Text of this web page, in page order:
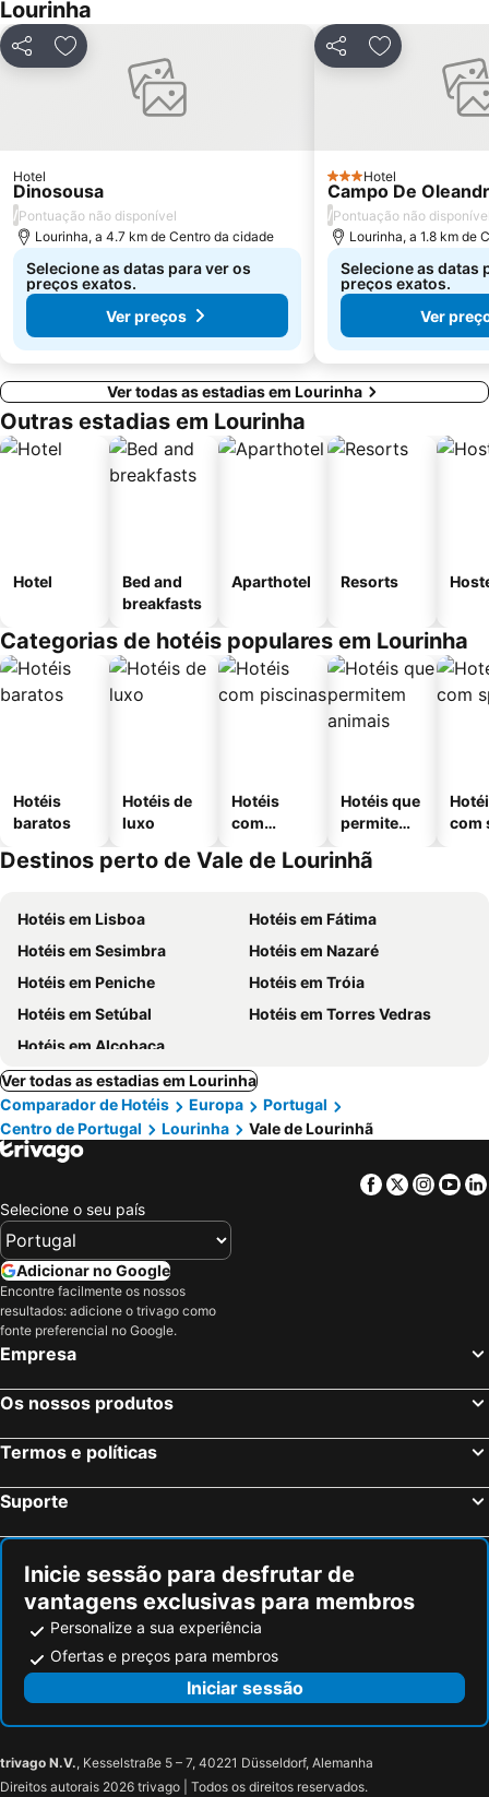
de Porto Dinheiro
Ecoparque de São João da Talha
Porto das Barcas
Foz do Lizandro Beach
Touril de Atouguia da Baleia
Praia do Sul-Praia da Baleia
Pelourinho de Alfeizerão
Palácio e Quinta da Regaleira
Olhos d'Água de Olho Marinho
Pelos Caminhos da Batalha do Vimeiro
Parque da Cidade de Loures
Paisagem Protegida da Serra de Montejunto
Lourinha
PartilharAdicionar aos favoritos
Hotel
Dinosousa
/Pontuação não disponível
Lourinha, a 4.7 km de Centro da cidade
Selecione as datas para ver os
preços exatos.
Ver preços
PartilharAdicionar
3 Estrelas
Hotel
Campo De
/Pontuação não
Lourinha, a 1.8 km de
Selecione as datas
preços exatos.
Ver
Ver todas as estadias em Lourinha
Outras estadias em Lourinha
Hotel
Bed and
breakfasts
Aparthotel Resorts
Categorias de hotéis populares em Lourinha
Hotéis
baratos
Hotéis de
luxo
Hotéis
com
Hotéis que
permitem
com
Destinos perto de Vale de Lourinhã
Hotéis em Lisboa
Hotéis em Fátima
Hotéis em Sesimbra
Hotéis em Nazaré
Hotéis em Peniche
Hotéis em Tróia
Hotéis em Setúbal
Hotéis em Torres Vedras
Hotéis em Alcobaça
Ver todas as estadias em Lourinha
Comparador de Hotéis
Europa
Portugal
Centro de Portugal
Lourinha Vale de Lourinhã
Facebook
Twitter
Selecione o seu país
Adicionar no Google
Encontre facilmente os nossos
resultados: adicione o trivago como
fonte preferencial no Google.
Empresa
Os nossos produtos
Termos e políticas
Suporte
Inicie sessão para desfrutar de
vantagens exclusivas para membros
Personalize a sua experiência
Ofertas e preços para membros
Iniciar sessão
trivago N.V., Kesselstraße 5 – 7, 40221 Düsseldorf, Alemanha
Direitos autorais 2026 trivago | Todos os direitos reservados.